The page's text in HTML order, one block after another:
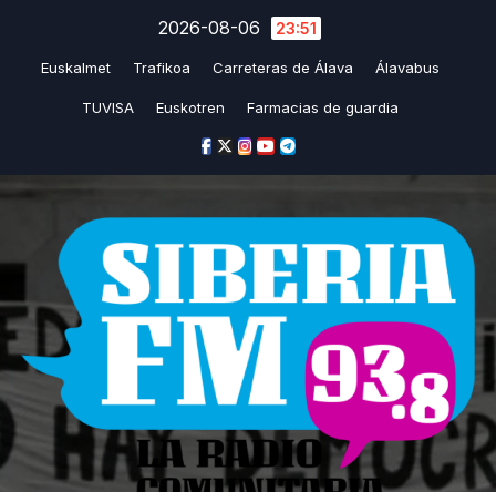
2026-08-06 23:51
Euskalmet Trafikoa Carreteras de Álava Álavabus
TUVISA Euskotren Farmacias de guardia